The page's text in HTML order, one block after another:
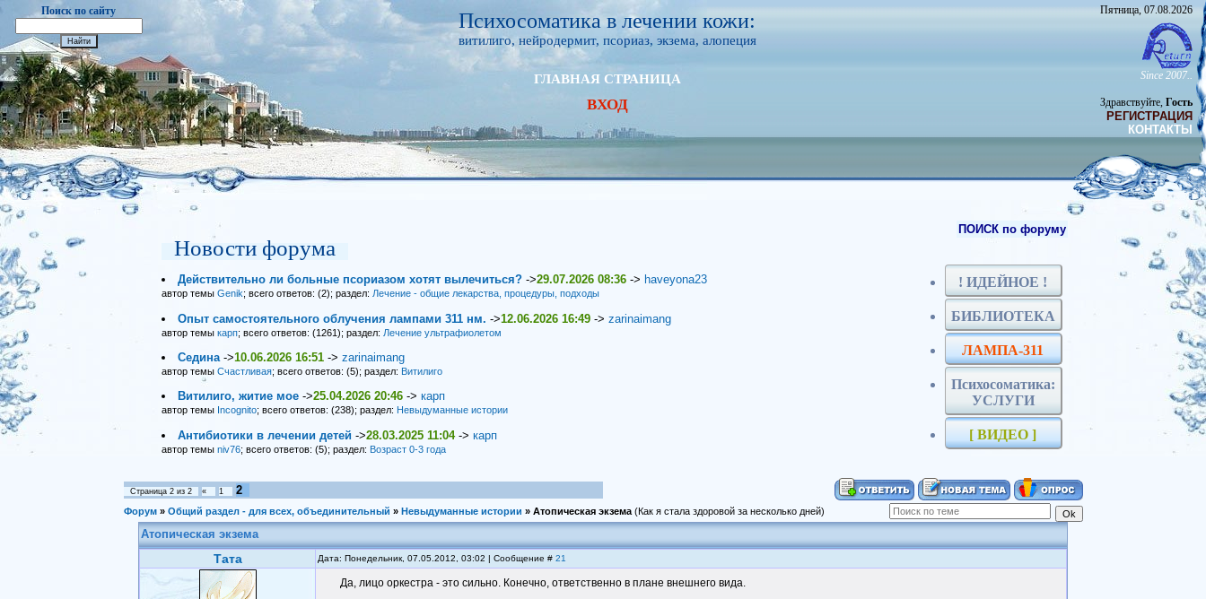
Поиск по сайту Психосоматика в лечении кожи:
витилиго, нейродермит, псориаз, экзема, алопеция
ГЛАВНАЯ СТРАНИЦА
ВХОД
Пятница, 07.08.2026
Since 2007..
Здравствуйте, Гость
РЕГИСТРАЦИЯ
КОНТАКТЫ
Новости форума
Действительно ли больные псориазом хотят вылечиться?->29.07.2026 08:36-> haveyona23
автор темы Genik; всего ответов: (2); раздел: Лечение - общие лекарства, процедуры, подходы
Опыт самостоятельного облучения лампами 311 нм. ->12.06.2026 16:49-> zarinaimang
автор темы карп; всего ответов: (1261); раздел: Лечение ультрафиолетом
Седина->10.06.2026 16:51-> zarinaimang
автор темы Счастливая; всего ответов: (5); раздел: Витилиго
Витилиго, житие мое->25.04.2026 20:46-> карп
автор темы Incognito; всего ответов: (238); раздел: Невыдуманные истории
Антибиотики в лечении детей ->28.03.2025 11:04-> карп
автор темы niv76; всего ответов: (5); раздел: Возраст 0-3 года
ПОИСК по форуму
! ИДЕЙНОЕ !
БИБЛИОТЕКА
ЛАМПА-311
Психосоматика:
УСЛУГИ
[ ВИДЕО ]
Страница 2из 2 « 1 2
Форум » Общий раздел - для всех, объединительный » Невыдуманные истории » Атопическая экзема (Как я стала здоровой за несколько дней)
Атопическая экзема
Тата Дата: Понедельник, 07.05.2012, 03:02 | Сообщение # 21
Да, лицо оркестра - это сильно. Конечно, ответственно в плане внешнего вида.